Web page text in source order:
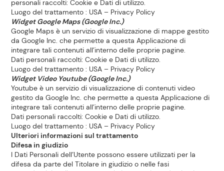
personali raccolti: Cookie e Dati di utilizzo.
Luogo del trattamento : USA – Privacy Policy
Widget Google Maps (Google Inc.)
Google Maps è un servizio di visualizzazione di mappe gestito
da Google Inc. che permette a questa Applicazione di
integrare tali contenuti all’interno delle proprie pagine.
Dati personali raccolti: Cookie e Dati di utilizzo.
Luogo del trattamento : USA – Privacy Policy
Widget Video Youtube (Google Inc.)
Youtube è un servizio di visualizzazione di contenuti video
gestito da Google Inc. che permette a questa Applicazione di
integrare tali contenuti all’interno delle proprie pagine.
Dati personali raccolti: Cookie e Dati di utilizzo.
Luogo del trattamento : USA – Privacy Policy
Ulteriori informazioni sul trattamento
Difesa in giudizio
I Dati Personali dell’Utente possono essere utilizzati per la
difesa da parte del Titolare in giudizio o nelle fasi